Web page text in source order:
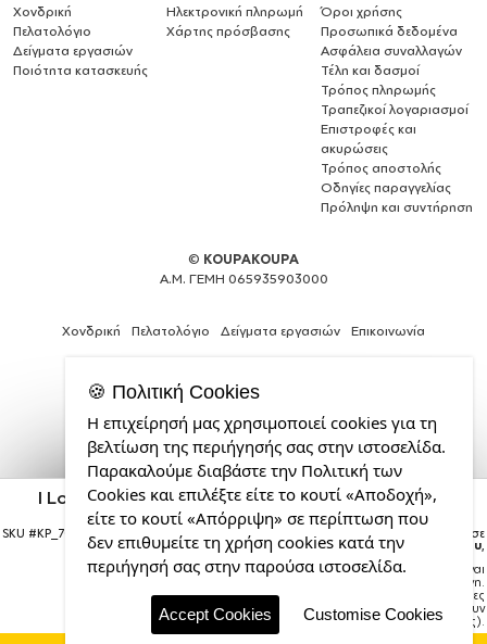
I Love ΝΟΝΟΣ, Χριστουγεννιάτικη μπάλα δένδρου
Κόκκινη 8cm
SKU #KP_7006_xmas-ball-red Η παραγγελία σας θα παραδοθεί σε
courier έως τηνΤρίτη 18 Αυγούστου,
Σημείωση:Η παράδοση στο courier είναι
εκτιμώμενη.
1–3 εργάσιμες
ημέρες (ενδέχεται να υπάρξουν
καθυστερήσεις).
Χονδρική
Πελατολόγιο
Δείγματα εργασιών
Ποιότητα κατασκευής
Ηλεκτρονική πληρωμή
Χάρτης πρόσβασης
Όροι χρήσης
Προσωπικά δεδομένα
Ασφάλεια συναλλαγών
Τέλη και δασμοί
Τρόπος πληρωμής
Τραπεζικοί λογαριασμοί
Επιστροφές και
ακυρώσεις
Τρόπος αποστολής
Οδηγίες παραγγελίας
Πρόληψη και συντήρηση
© KOUPAKOUPA
Α.Μ. ΓΕΜΗ 065935903000
Χονδρική Πελατολόγιο Δείγματα εργασιών Επικοινωνία
Web
Design,
Social
Media
&
SEO
Agency
από
την
CDL.gr
🍪 Πολιτική Cookies
Η επιχείρησή μας χρησιμοποιεί cookies για τη
βελτίωση της περιήγησής σας στην ιστοσελίδα.
Παρακαλούμε διαβάστε την Πολιτική των
Cookies και επιλέξτε είτε το κουτί «Αποδοχή»,
είτε το κουτί «Απόρριψη» σε περίπτωση που
δεν επιθυμείτε τη χρήση cookies κατά την
περιήγησή σας στην παρούσα ιστοσελίδα.
Accept Cookies Customise Cookies